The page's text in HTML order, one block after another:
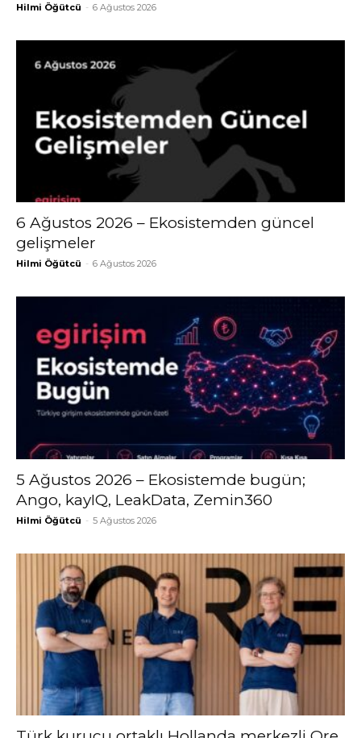
Hilmi Öğütcü - 6 Ağustos 2026
6 Ağustos 2026 – Ekosistemden güncel
gelişmeler
Hilmi Öğütcü - 6 Ağustos 2026
5 Ağustos 2026 – Ekosistemde bugün;
Ango, kayIQ, LeakData, Zemin360
Hilmi Öğütcü - 5 Ağustos 2026